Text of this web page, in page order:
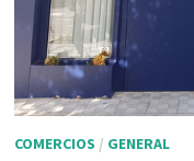
COMERCIOS / GENERAL